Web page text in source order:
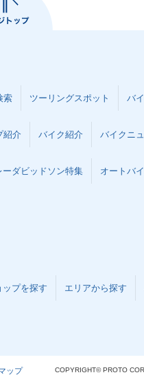
索 ツーリングスポット バ
紹介 バイク紹介 バイクニ
ーダビッドソン特集 オートバ
プを探す エリアから探す
ップ COPYRIGHT© PROTO